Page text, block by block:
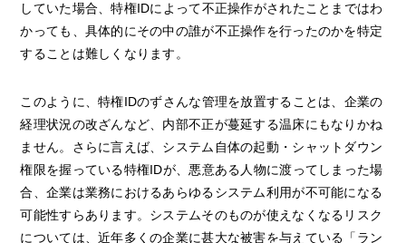
していた場合、特権IDによって不正操作がされたことまではわ
かっても、具体的にその中の誰が不正操作を行ったのかを特定
することは難しくなります。
このように、特権IDのずさんな管理を放置することは、企業の
経理状況の改ざんなど、内部不正が蔓延する温床にもなりかね
ません。さらに言えば、システム自体の起動・シャットダウン
権限を握っている特権IDが、悪意ある人物に渡ってしまった場
合、企業は業務におけるあらゆるシステム利用が不可能になる
可能性すらあります。システムそのものが使えなくなるリスク
については、近年多くの企業に甚大な被害を与えている「ラン